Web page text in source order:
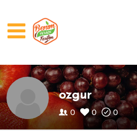
Videolar
Kategoriler
Yazarlar
ozgur
0 0 0